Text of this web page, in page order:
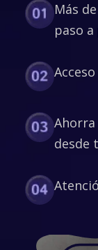
Más
paso a
desde